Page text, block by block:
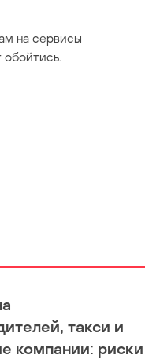
на сервисы
обойтись.
такси и
компании: риски